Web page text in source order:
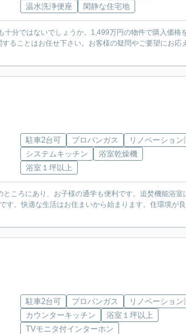
温水洗浄便座
閑静な住宅地
分ではないでしょうか。1,499万円の物件で購入価格
ることはお任せ下さい。お客様の疑問やご要望にお応
駐車2台可 プロパンガス
リノベーション
システムキッチン
浴室乾燥機
浴室１坪以上
ころにあり、お子様の通学も便利です。追焚機能浴室
。快適な生活はお住まいから始まります。住環境が良
駐車2台可 プロパンガス
リノベーション
カウンターキッチン
浴室１坪以上
TVモニタ付インターホン